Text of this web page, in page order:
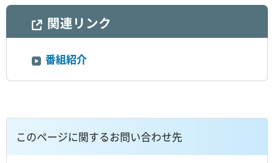
関連リンク
番組紹介
このページに関するお問い合わせ先